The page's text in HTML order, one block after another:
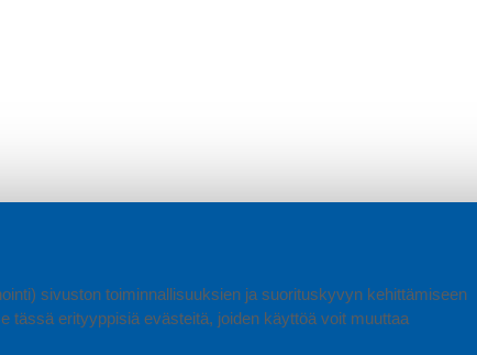
sivuston toiminnallisuuksien ja suorituskyvyn kehittämiseen
erityyppisiä evästeitä, joiden käyttöä voit muuttaa